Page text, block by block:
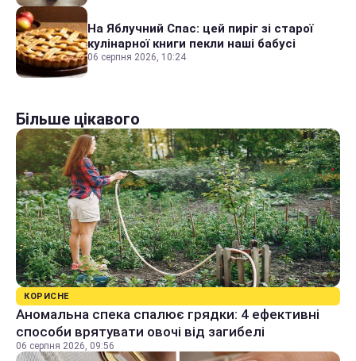
На Яблучний Спас: цей пиріг зі старої
кулінарної книги пекли наші бабусі
06 серпня 2026, 10:24
Більше цікавого
КОРИСНЕ
Аномальна спека спалює грядки: 4 ефективні
способи врятувати овочі від загибелі
06 серпня 2026, 09:56